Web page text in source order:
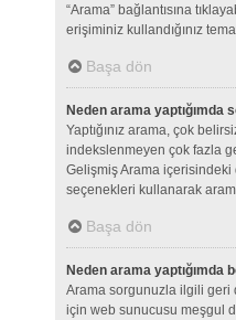
“Arama” bağlantısına
erişiminiz kullandığınız
Başa dön
Neden arama yaptığımda
Yaptığınız arama, çok
indekslenmeyen çok fazla
Gelişmiş Arama
seçenekleri kullanarak
Başa dön
Neden arama yaptığımda
Arama sorgunuzla ilgili geri
için web sunucusu meşgul